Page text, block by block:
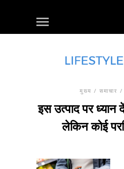
मुख्य / समाचार /
इस उत्पाद पर ध्यान
लेकिन कोई